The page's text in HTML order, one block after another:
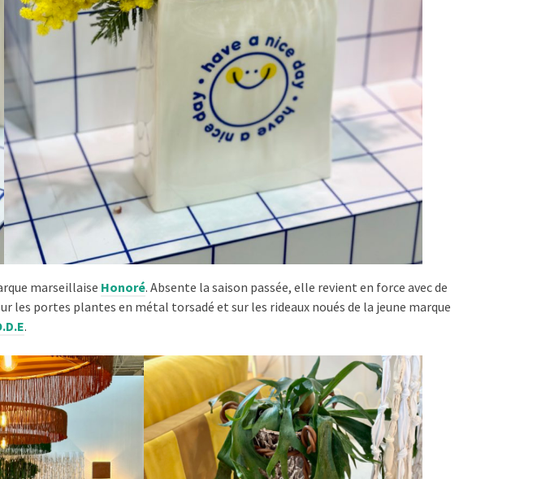
marseillaise Honoré. Absente la saison passée, elle revient en force avec de
les portes plantes en métal torsadé et sur les rideaux noués de la jeune marque
.